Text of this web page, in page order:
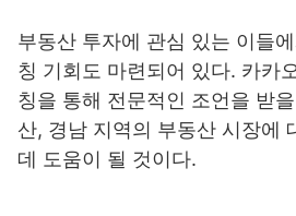
부동산 투자에 관심 있는 이들
칭 기회도 마련되어 있다. 카카
칭을 통해 전문적인 조언을 받
산, 경남 지역의 부동산 시장에
데 도움이 될 것이다.